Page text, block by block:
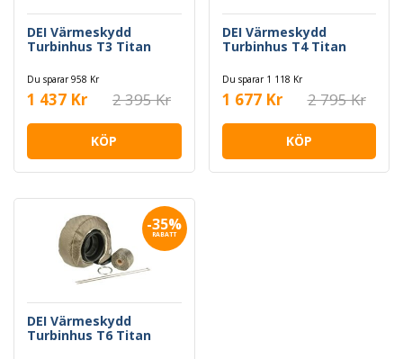
DEI Värmeskydd
Turbinhus T3 Titan
Du sparar 958 Kr
1 437 Kr 2 395 Kr
KÖP
DEI Värmeskydd
Turbinhus T4 Titan
Du sparar 1 118 Kr
1 677 Kr 2 795 Kr
KÖP
-35%
RABATT
DEI Värmeskydd
Turbinhus T6 Titan